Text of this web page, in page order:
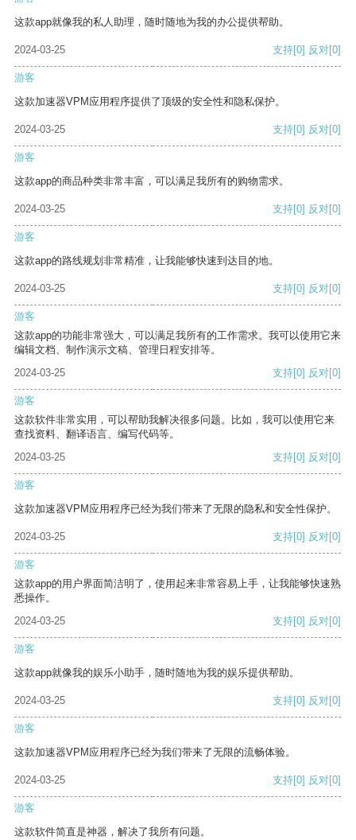
这款app就像我的私人助理，随时随地为我的办公提供帮助。
2024-03-25 支持[0] 反对[0]
游客
这款加速器VPM应用程序提供了顶级的安全性和隐私保护。
2024-03-25 支持[0] 反对[0]
游客
这款app的商品种类非常丰富，可以满足我所有的购物需求。
2024-03-25 支持[0] 反对[0]
游客
这款app的路线规划非常精准，让我能够快速到达目的地。
2024-03-25 支持[0] 反对[0]
游客
这款app的功能非常强大，可以满足我所有的工作需求。我可以使用它来
编辑文档、制作演示文稿、管理日程安排等。
2024-03-25
支持[0] 反对[0]
游客
这款软件非常实用，可以帮助我解决很多问题。比如，我可以使用它来
查找资料、翻译语言、编写代码等。
2024-03-25
支持[0] 反对[0]
游客
这款加速器VPM应用程序已经为我们带来了无限的隐私和安全性保护。
2024-03-25 支持[0] 反对[0]
游客
这款app的用户界面简洁明了，使用起来非常容易上手，让我能够快速熟
悉操作。
2024-03-25
支持[0] 反对[0]
游客
这款app就像我的娱乐小助手，随时随地为我的娱乐提供帮助。
2024-03-25 支持[0] 反对[0]
游客
这款加速器VPM应用程序已经为我们带来了无限的流畅体验。
2024-03-25 支持[0] 反对[0]
游客
这款软件简直是神器，解决了我所有问题。